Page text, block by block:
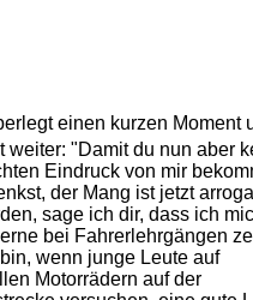
einen kurzen Moment
weiter: "Damit du nun aber
Eindruck von mir
der Mang ist jetzt
sage ich dir, dass ich
bei Fahrerlehrgängen
wenn junge Leute auf
Motorrädern auf der